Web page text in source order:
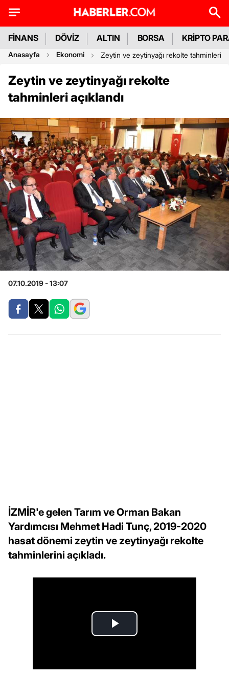
FİNANS DÖVİZ ALTIN BORSA KRİPTO
Anasayfa Ekonomi Zeytin ve zeytinyağı rekolte tahminleri
Zeytin ve zeytinyağı rekolte
tahminleri açıklandı
07.10.2019 - 13:07
İZMİR'e gelen Tarım ve Orman Bakan
Yardımcısı Mehmet Hadi Tunç, 2019-2020
hasat dönemi zeytin ve zeytinyağı rekolte
tahminlerini açıkladı.